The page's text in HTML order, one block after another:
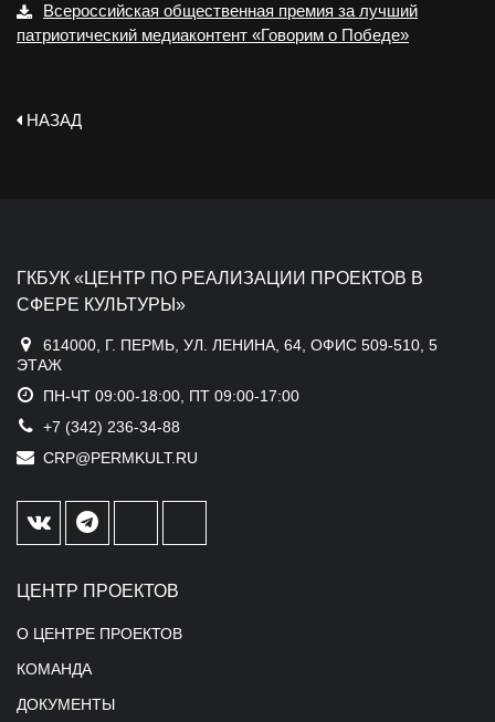
Всероссийская общественная премия за лучший
патриотический медиаконтент «Говорим о Победе»
НАЗАД
ГКБУК «ЦЕНТР ПО РЕАЛИЗАЦИИ ПРОЕКТОВ В
СФЕРЕ КУЛЬТУРЫ»
614000, Г. ПЕРМЬ, УЛ. ЛЕНИНА, 64, ОФИС 509-510, 5
ЭТАЖ
ПН-ЧТ 09:00-18:00, ПТ 09:00-17:00
+7 (342) 236-34-88
CRP@PERMKULT.RU
ЦЕНТР ПРОЕКТОВ
О ЦЕНТРЕ ПРОЕКТОВ
КОМАНДА
ДОКУМЕНТЫ